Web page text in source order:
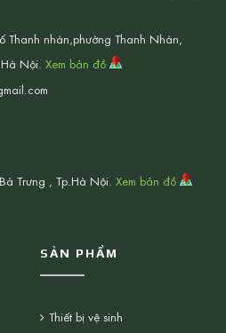
Thanh nhàn,phường Thanh Nhàn,
Nội. Xem bản đồ
Trưng , Tp.Hà Nội. Xem bản đồ
SẢN PHẨM
Thiết bị vệ sinh